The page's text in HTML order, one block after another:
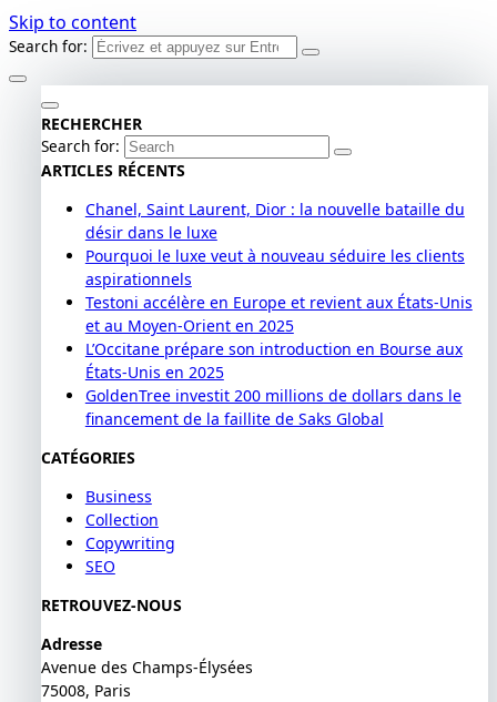
Skip to content
Search for:
RECHERCHER
Search for:
ARTICLES RÉCENTS
Chanel, Saint Laurent, Dior : la nouvelle bataille du
désir dans le luxe
Pourquoi le luxe veut à nouveau séduire les clients
aspirationnels
Testoni accélère en Europe et revient aux États-Unis
et au Moyen-Orient en 2025
L’Occitane prépare son introduction en Bourse aux
États-Unis en 2025
GoldenTree investit 200 millions de dollars dans le
financement de la faillite de Saks Global
CATÉGORIES
Business
Collection
Copywriting
SEO
RETROUVEZ-NOUS
Adresse
Avenue des Champs-Élysées
75008, Paris